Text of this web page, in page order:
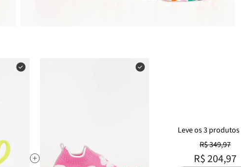
Leveos3produtos
R$ 349,97
R$ 204,97